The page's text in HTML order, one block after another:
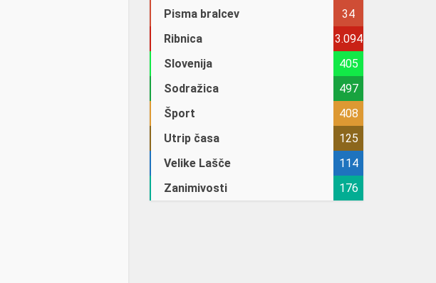
Pisma bralcev
34
Ribnica
3.094
Slovenija
405
Sodražica
497
Šport
408
Utrip časa
125
Velike Lašče
114
Zanimivosti
176